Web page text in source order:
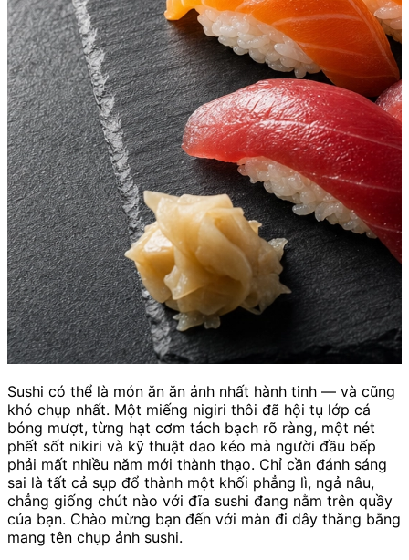
Sushi có thể là món ăn ăn ảnh nhất hành tinh — và cũng
khó chụp nhất. Một miếng nigiri thôi đã hội tụ lớp cá
bóng mượt, từng hạt cơm tách bạch rõ ràng, một nét
phết sốt nikiri và kỹ thuật dao kéo mà người đầu bếp
phải mất nhiều năm mới thành thạo. Chỉ cần đánh sáng
sai là tất cả sụp đổ thành một khối phẳng lì, ngả nâu,
chẳng giống chút nào với đĩa sushi đang nằm trên quầy
của bạn. Chào mừng bạn đến với màn đi dây thăng bằng
mang tên chụp ảnh sushi.